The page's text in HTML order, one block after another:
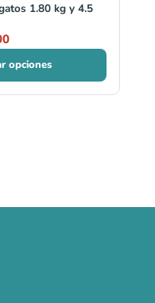
1.80 kg y 4.5
opciones